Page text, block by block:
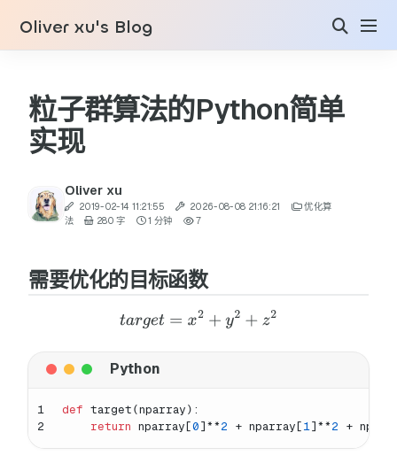
Oliver xu's Blog
粒子群算法的Python简单
实现
Oliver xu
2019-02-14 11:21:55 2026-08-08 21:16:21
优化算
法
280 字 1 分钟 7
需要优化的目标函数
1
2
def target (nparray ):
return nparray[0 ]** 2 + nparray[ 1]** 2 +